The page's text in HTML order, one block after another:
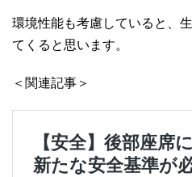
環境性能も考慮していると、
てくると思います。
＜関連記事＞